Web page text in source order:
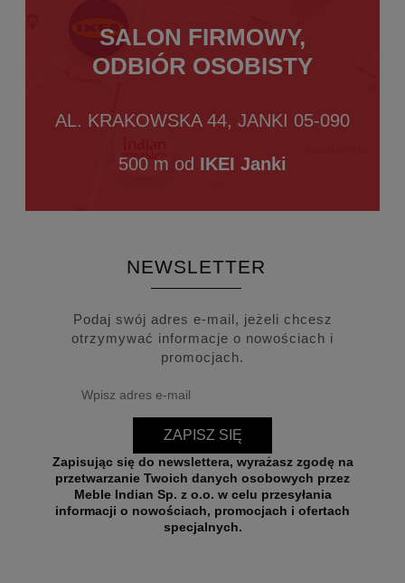
SALON FIRMOWY,
ODBIÓR OSOBISTY
AL. KRAKOWSKA 44, JANKI 05-090
500 m od IKEI Janki
NEWSLETTER
Podaj swój adres e-mail, jeżeli chcesz
otrzymywać informacje o nowościach i
promocjach.
ZAPISZ SIĘ
Zapisując się do newslettera, wyrażasz zgodę na
przetwarzanie Twoich danych osobowych przez
Meble Indian Sp. z o.o. w celu przesyłania
informacji o nowościach, promocjach i ofertach
specjalnych.